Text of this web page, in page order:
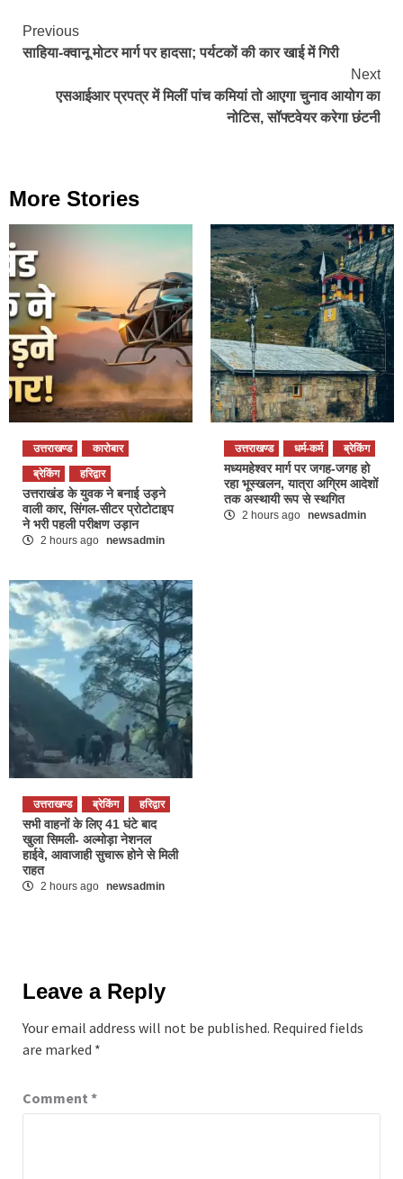
Continue
Reading
Previous
साहिया-क्वानू मोटर मार्ग पर हादसा; पर्यटकों की कार खाई में गिरी
Next
एसआईआर प्रपत्र में मिलीं पांच कमियां तो आएगा चुनाव आयोग का
नोटिस, सॉफ्टवेयर करेगा छंटनी
More Stories
उत्तराखण्ड
कारोबार
ब्रेकिंग
हरिद्वार
उत्तराखंड के युवक ने बनाई उड़ने
वाली कार, सिंगल-सीटर प्रोटोटाइप
ने भरी पहली परीक्षण उड़ान
2 hours ago newsadmin
उत्तराखण्ड धर्म-कर्म ब्रेकिंग
मध्यमहेश्वर मार्ग पर जगह-जगह हो
रहा भूस्खलन, यात्रा अग्रिम आदेशों
तक अस्थायी रूप से स्थगित
2 hours ago newsadmin
उत्तराखण्ड ब्रेकिंग हरिद्वार
सभी वाहनों के लिए 41 घंटे बाद
खुला सिमली- अल्मोड़ा नेशनल
हाईवे, आवाजाही सुचारू होने से मिली
राहत
2 hours ago newsadmin
Leave a Reply
Your email address will not be published. Required fields
are marked *
Comment *